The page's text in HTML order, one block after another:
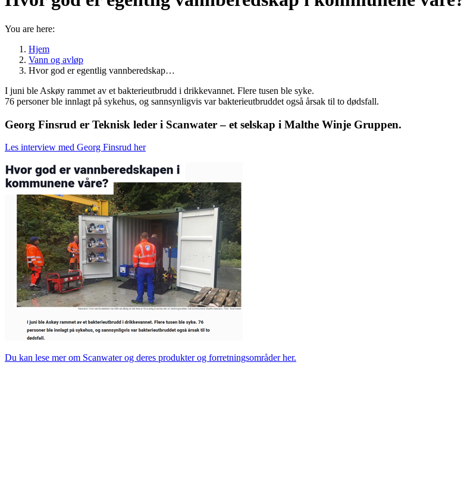
You are here:
Hjem
Vann og avløp
Hvor god er egentlig vannberedskap…
I juni ble Askøy rammet av et bakterieutbrudd i drikkevannet. Flere tusen ble syke.
76 personer ble innlagt på sykehus, og sannsynligvis var bakterieutbruddet også årsak til to dødsfall.
Georg Finsrud er Teknisk leder i Scanwater – et selskap i Malthe Winje Gruppen.
Les interview med Georg Finsrud her
Du kan lese mer om Scanwater og deres produkter og forretningsområder her.